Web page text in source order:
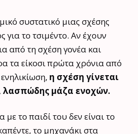
συστατικό μιας σχέσης
για το τσιμέντο. Αν έχουν
από τη σχέση γονέα και
τα είκοσι πρώτα χρόνια από
η σχέση γίνεται
λασπώδης μάζα ενοχών.
με το παιδί του δεν είναι το
το μηχανάκι στα